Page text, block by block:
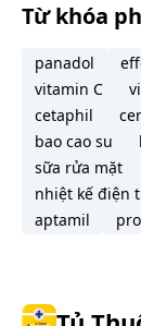
Từ khóa
panadol
vitamin C
cetaphil
bao cao su
sữa rửa mặt
nhiệt kế điện
aptamil